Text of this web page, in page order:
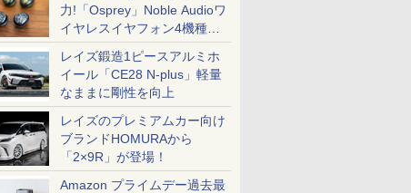
力!「Osprey」Noble Audioワ
イヤレスイヤフォン4機種を
一気に聴く
レイズ鍛造1ピースアルミホ
イール「CE28 N-plus」軽量
なままに剛性を向上
レイズのプレミアムカー向け
ブランドHOMURAから
「2×9R」が登場！
Amazon プライムデー過去最